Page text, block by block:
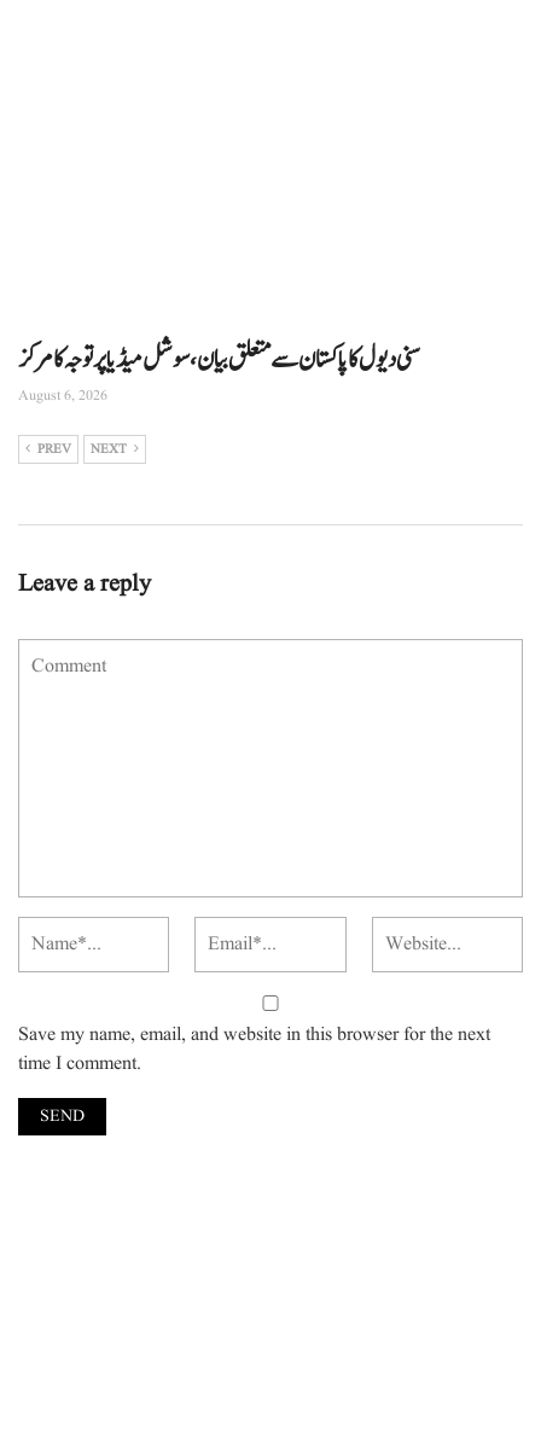
سنی دیول کا پاکستان سے متعلق بیان، سوشل میڈیا پر توجہ کا مرکز
August 6, 2026
PREV NEXT
Leave a reply
Save my name, email, and website in this browser for the next
time I comment.